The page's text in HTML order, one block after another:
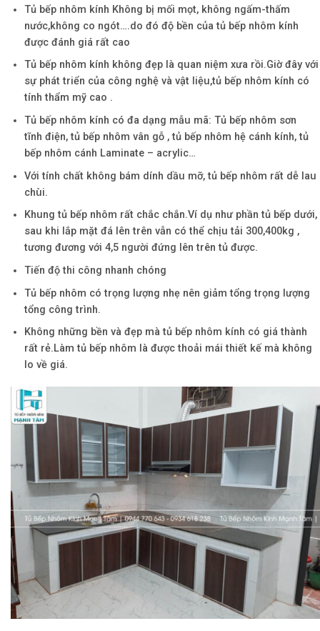
Tủ bếp nhôm kính Không bị mối mọt, không ngấm-thấm
nước,không co ngót….do đó độ bền của tủ bếp nhôm kính
được đánh giá rất cao
Tủ bếp nhôm kính không đẹp là quan niệm xưa rồi.Giờ đây với
sự phát triển của công nghệ và vật liệu,tủ bếp nhôm kính có
tính thẩm mỹ cao .
Tủ bếp nhôm kính có đa dạng mẫu mã: Tủ bếp nhôm sơn
tĩnh điện, tủ bếp nhôm vân gỗ , tủ bếp nhôm hệ cánh kính, tủ
bếp nhôm cánh Laminate – acrylic…
Với tính chất không bám dính dầu mỡ, tủ bếp nhôm rất dễ lau
chùi.
Khung tủ bếp nhôm rất chắc chắn.Ví dụ như phần tủ bếp dưới,
sau khi lắp mặt đá lên trên vẫn có thể chịu tải 300,400kg ,
tương đương với 4,5 người đứng lên trên tủ được.
Tiến độ thi công nhanh chóng
Tủ bếp nhôm có trọng lượng nhẹ nên giảm tổng trọng lượng
tổng công trình.
Không những bền và đẹp mà tủ bếp nhôm kính có giá thành
rất rẻ.Làm tủ bếp nhôm là được thoải mái thiết kế mà không
lo về giá.